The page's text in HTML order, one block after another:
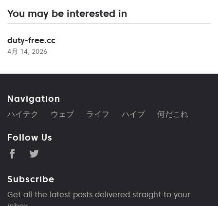
You may be interested in
duty-free.cc
4月 14, 2026
Navigation
ハイテク ウェブ ライフ ハイプ 何だこれ
Follow Us
Subscribe
Get all the latest posts delivered straight to your